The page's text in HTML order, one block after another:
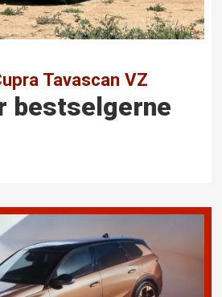
Tavascan VZ
best­selgerne